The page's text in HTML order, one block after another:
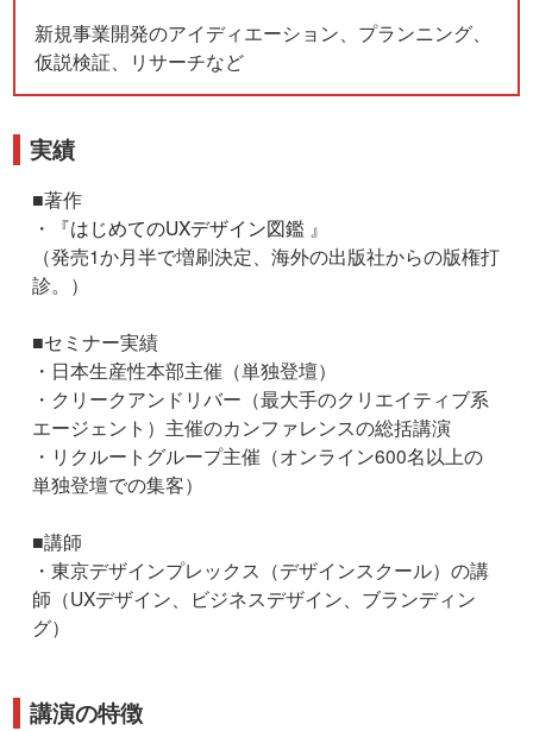
新規事業開発のアイディエーション、プランニング、
仮説検証、リサーチなど
実績
■著作
・『はじめてのUXデザイン図鑑 』
（発売1か月半で増刷決定、海外の出版社からの版権打
診。）
■セミナー実績
・日本生産性本部主催（単独登壇）
・クリークアンドリバー（最大手のクリエイティブ系
エージェント）主催のカンファレンスの総括講演
・リクルートグループ主催（オンライン600名以上の
単独登壇での集客）
■講師
・東京デザインプレックス（デザインスクール）の講
師（UXデザイン、ビジネスデザイン、ブランディン
グ）
講演の特徴